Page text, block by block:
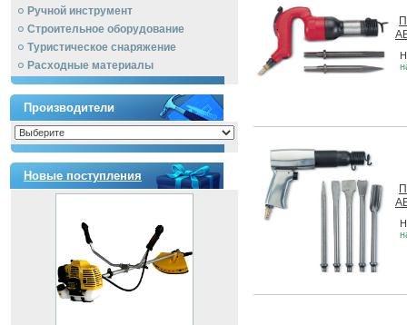
Ручной инcтрумент
Строительное оборудование
Туристическое снаряжение
Расходные материалы
Производители
Новые поступления